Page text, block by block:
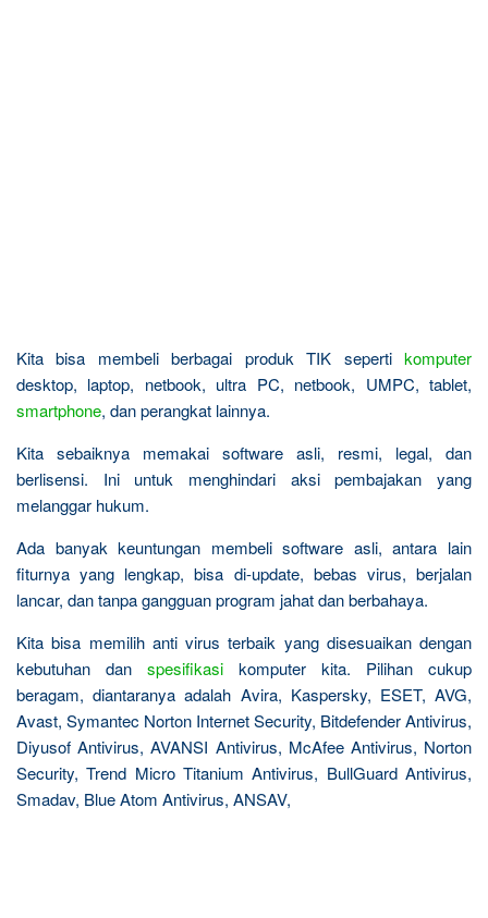
Kita bisa membeli berbagai produk TIK seperti komputer
desktop, laptop, netbook, ultra PC, netbook, UMPC, tablet,
smartphone, dan perangkat lainnya.
Kita sebaiknya memakai software asli, resmi, legal, dan
berlisensi. Ini untuk menghindari aksi pembajakan yang
melanggar hukum.
Ada banyak keuntungan membeli software asli, antara lain
fiturnya yang lengkap, bisa di-update, bebas virus, berjalan
lancar, dan tanpa gangguan program jahat dan berbahaya.
Kita bisa memilih anti virus terbaik yang disesuaikan dengan
kebutuhan dan spesifikasi komputer kita. Pilihan cukup
beragam, diantaranya adalah Avira, Kaspersky, ESET, AVG,
Avast, Symantec Norton Internet Security, Bitdefender Antivirus,
Diyusof Antivirus, AVANSI Antivirus, McAfee Antivirus, Norton
Security, Trend Micro Titanium Antivirus, BullGuard Antivirus,
Smadav, Blue Atom Antivirus, ANSAV,